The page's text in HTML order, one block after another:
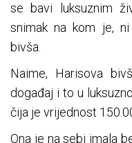
se bavi luksuznim
snimak na kom je,
bivša.
Naime, Harisova
događaj i to u
čija je vrijednost
Ona je na sebi imala